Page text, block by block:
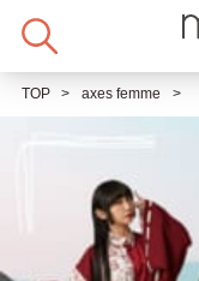
TOP axes femme